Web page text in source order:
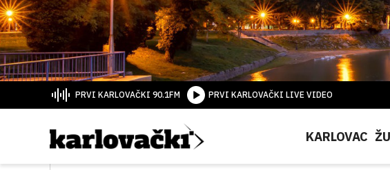
PRVI KARLOVAČKI 90.1FM PRVI KARLOVAČKI LIVE VIDEO
KARLOVAC